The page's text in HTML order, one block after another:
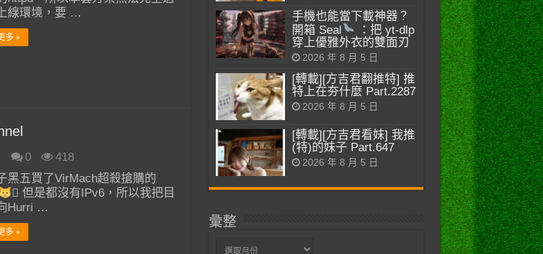
線環境，要 …
多 »
0
418
黑五買了VirMach超殺搶購的
‍🏍 但是都沒有IPv6，所以我把目
Hurri …
多 »
手機也能當下載神器？
開箱 Seal
：把 yt-dlp
穿上優雅外衣的雙面刃
2026 年 8 月 5 日
[轉載][方吉君翻推特] 推
特上在夯什麼 Part.2287
2026 年 8 月 5 日
[轉載][方吉君看妹] 我推
(特)的妹子 Part.647
2026 年 8 月 5 日
彙整
彙